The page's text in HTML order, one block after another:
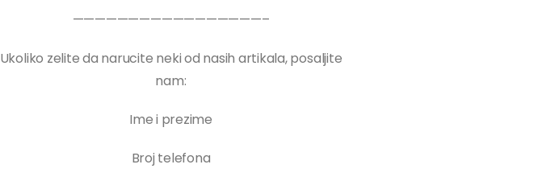
—————————————————–
Ukoliko zelite da narucite neki od nasih artikala, posaljite
nam:
Ime i prezime
Broj telefona